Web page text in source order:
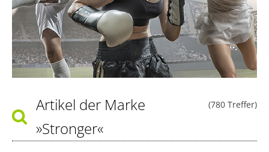
(780 Treffer)
Artikel der Marke
»Stronger«